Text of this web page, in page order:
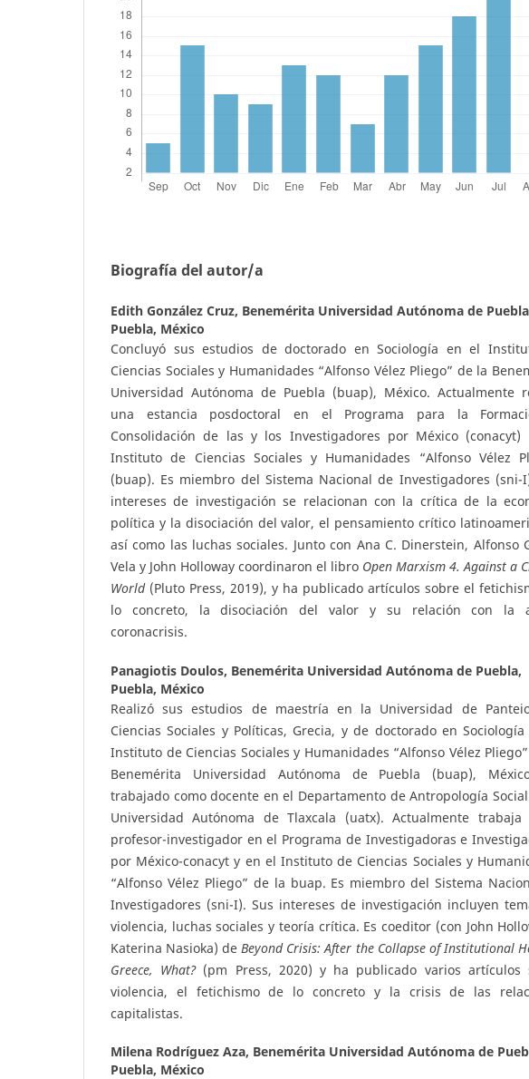
Biografía del autor/a
Edith González Cruz, Benemérita Universidad Autónoma de
Puebla, México
Concluyó sus estudios de doctorado en Sociología en el
Ciencias Sociales y Humanidades “Alfonso Vélez Pliego” de la
Universidad Autónoma de Puebla (buap), México. Actualmente
una estancia posdoctoral en el Programa para la
Consolidación de las y los Investigadores por México (conacyt)
Instituto de Ciencias Sociales y Humanidades “Alfonso Vélez
(buap). Es miembro del Sistema Nacional de Investigadores (sni-
intereses de investigación se relacionan con la crítica de la
política y la disociación del valor, el pensamiento crítico
así como las luchas sociales. Junto con Ana C. Dinerstein, Alfonso
Vela y John Holloway coordinaron el libro Open Marxism 4. Against a
World(Pluto Press, 2019), y ha publicado artículos sobre el
lo concreto, la disociación del valor y su relación con la
coronacrisis.
Panagiotis Doulos, Benemérita Universidad Autónoma de Puebla,
Puebla, México
Realizó sus estudios de maestría en la Universidad de
Ciencias Sociales y Políticas, Grecia, y de doctorado en
Instituto de Ciencias Sociales y Humanidades “Alfonso Vélez
Benemérita Universidad Autónoma de Puebla (buap),
trabajado como docente en el Departamento de Antropología
Universidad Autónoma de Tlaxcala (uatx). Actualmente trabaja
profesor-investigador en el Programa de Investigadoras e
por México-conacyt y en el Instituto de Ciencias Sociales y
“Alfonso Vélez Pliego” de la buap. Es miembro del Sistema
Investigadores (sni-I). Sus intereses de investigación incluyen
violencia, luchas sociales y teoría crítica. Es coeditor (con John
Katerina Nasioka) de Beyond Crisis: After the Collapse of Institutional
Greece, What?(pm Press, 2020) y ha publicado varios artículos
violencia, el fetichismo de lo concreto y la crisis de las
capitalistas.
Milena Rodríguez Aza, Benemérita Universidad Autónoma de
Puebla, México